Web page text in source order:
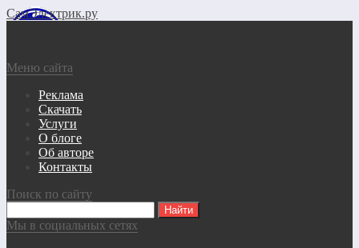
СамЭлектрик.ру
Меню сайта
Реклама
Скачать
Услуги
О блоге
Об авторе
Контакты
Поиск по сайту
Мы в социальных сетях